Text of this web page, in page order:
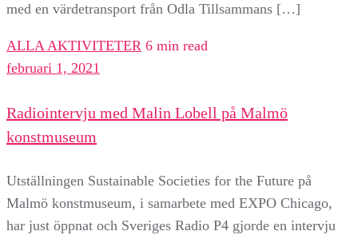
med en värdetransport från Odla Tillsammans […]
ALLA AKTIVITETER 6 min read
februari 1, 2021
Radiointervju med Malin Lobell på Malmö
konstmuseum
Utställningen Sustainable Societies for the Future på
Malmö konstmuseum, i samarbete med EXPO Chicago,
har just öppnat och Sveriges Radio P4 gjorde en intervju